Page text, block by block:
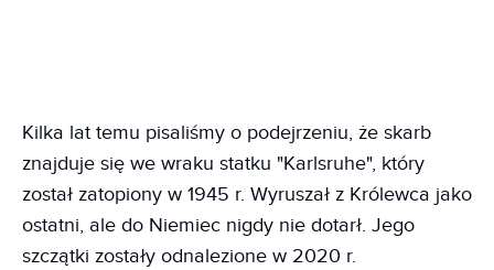
Kilka lat temu pisaliśmy o podejrzeniu, że skarb
znajduje się we wraku statku "Karlsruhe", który
został zatopiony w 1945 r. Wyruszał z Królewca jako
ostatni, ale do Niemiec nigdy nie dotarł. Jego
szczątki zostały odnalezione w 2020 r.